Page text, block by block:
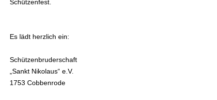
Schützenfest.
Es lädt herzlich ein:
Schützenbruderschaft
„Sankt Nikolaus“ e.V.
1753 Cobbenrode